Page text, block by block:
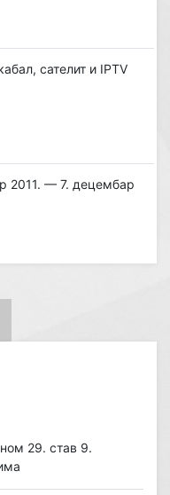
сателит и IPTV
2011. — 7. децембар
29. став 9.